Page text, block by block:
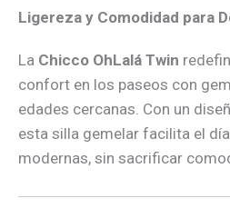
Ligereza y Comodidad para
La Chicco OhLalá Twin
confort en los paseos con
edades cercanas. Con un
esta silla gemelar facilita el
modernas, sin sacrificar